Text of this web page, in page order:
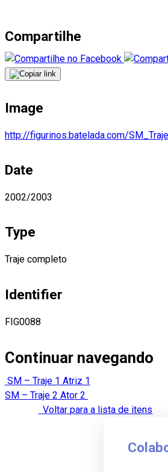
Compartilhe
Image
http://figurinos.batelada.com/
Date
2002/2003
Type
Traje completo
Identifier
FIG0088
Continuar navegando
SM – Traje 1 Atriz 1
SM – Traje 2 Ator 2
Voltar para a lista de itens